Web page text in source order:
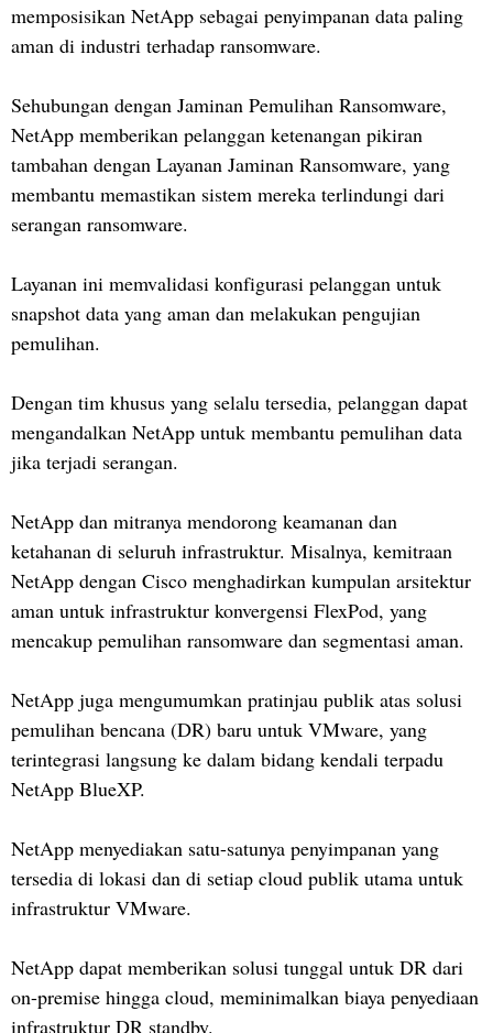
memposisikan NetApp sebagai penyimpanan data paling
aman di industri terhadap ransomware.
Sehubungan dengan Jaminan Pemulihan Ransomware,
NetApp memberikan pelanggan ketenangan pikiran
tambahan dengan Layanan Jaminan Ransomware, yang
membantu memastikan sistem mereka terlindungi dari
serangan ransomware.
Layanan ini memvalidasi konfigurasi pelanggan untuk
snapshot data yang aman dan melakukan pengujian
pemulihan.
Dengan tim khusus yang selalu tersedia, pelanggan dapat
mengandalkan NetApp untuk membantu pemulihan data
jika terjadi serangan.
NetApp dan mitranya mendorong keamanan dan
ketahanan di seluruh infrastruktur. Misalnya, kemitraan
NetApp dengan Cisco menghadirkan kumpulan arsitektur
aman untuk infrastruktur konvergensi FlexPod, yang
mencakup pemulihan ransomware dan segmentasi aman.
NetApp juga mengumumkan pratinjau publik atas solusi
pemulihan bencana (DR) baru untuk VMware, yang
terintegrasi langsung ke dalam bidang kendali terpadu
NetApp BlueXP.
NetApp menyediakan satu-satunya penyimpanan yang
tersedia di lokasi dan di setiap cloud publik utama untuk
infrastruktur VMware.
NetApp dapat memberikan solusi tunggal untuk DR dari
on-premise hingga cloud, meminimalkan biaya penyediaan
infrastruktur DR standby.